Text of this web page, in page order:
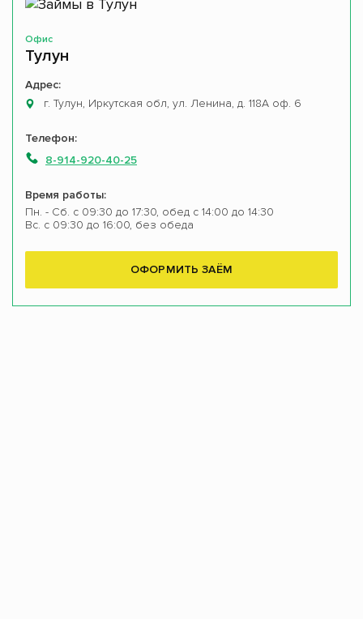
Офис
Тулун
Адрес:
г. Тулун, Иркутская обл, ул. Ленина, д. 118А оф. 6
Телефон:
8-914-920-40-25
Время работы:
Пн. - Сб. с 09:30 до 17:30, обед с 14:00 до 14:30
Вс. с 09:30 до 16:00, без обеда
ОФОРМИТЬ ЗАЁМ